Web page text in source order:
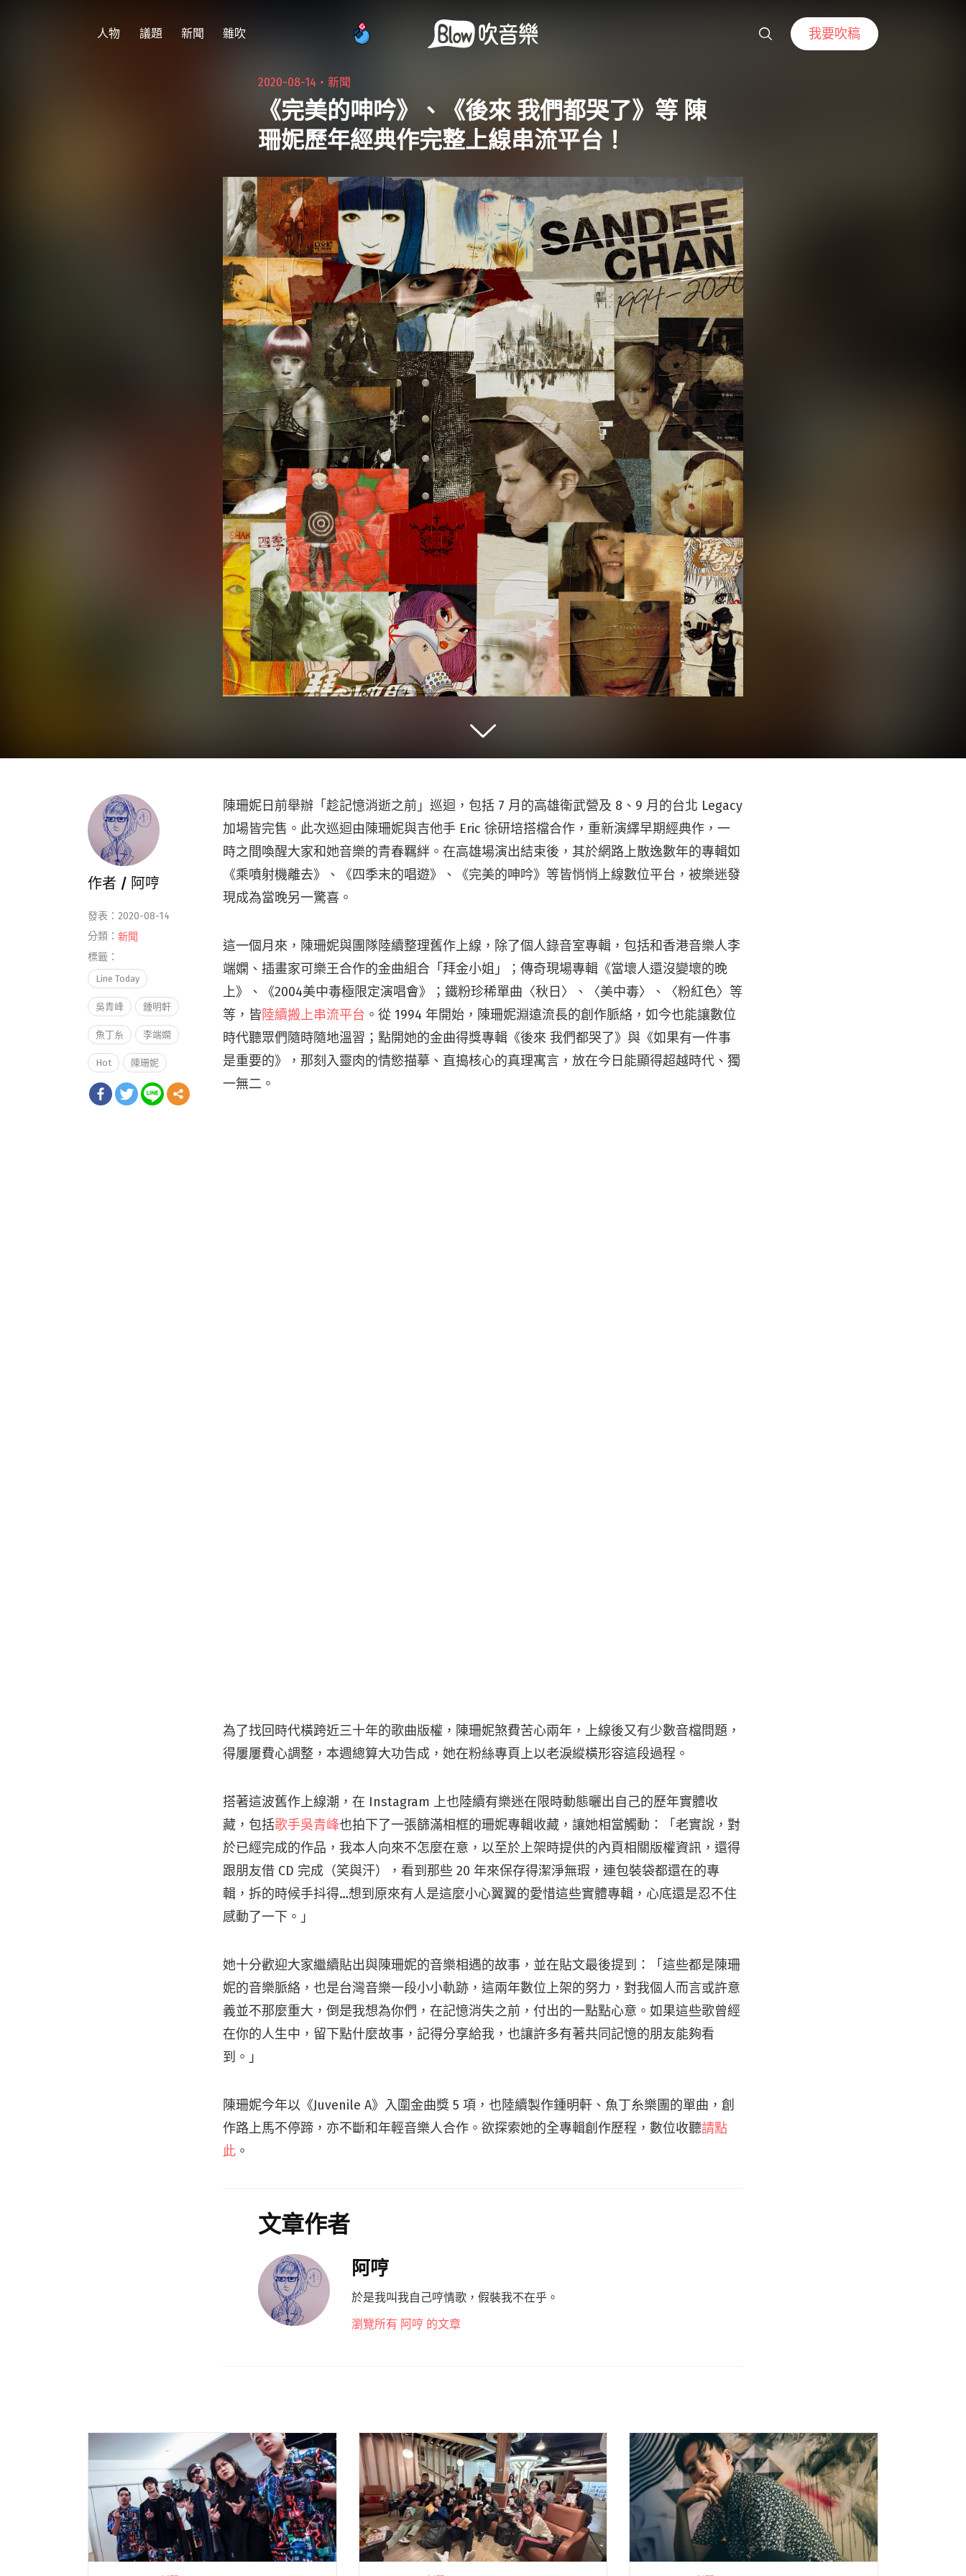
人物 議題 新聞 雜吹 我要吹稿
2020-08-14・新聞
《完美的呻吟》、《後來 我們都哭了》等 陳
珊妮歷年經典作完整上線串流平台！
陳珊妮日前舉辦「趁記憶消逝之前」巡迴，包括 7 月的高雄衛武營及 8、9 月的台北 Legacy
加場皆完售。此次巡迴由陳珊妮與吉他手 Eric 徐研培搭檔合作，重新演繹早期經典作，一
時之間喚醒大家和她音樂的青春羈絆。在高雄場演出結束後，其於網路上散逸數年的專輯如
《乘噴射機離去》、《四季末的唱遊》、《完美的呻吟》等皆悄悄上線數位平台，被樂迷發
現成為當晚另一驚喜。
這一個月來，陳珊妮與團隊陸續整理舊作上線，除了個人錄音室專輯，包括和香港音樂人李
端嫻、插畫家可樂王合作的金曲組合「拜金小姐」；傳奇現場專輯《當壞人還沒變壞的晚
上》、《2004美中毒極限定演唱會》；鐵粉珍稀單曲〈秋日〉、〈美中毒〉、〈粉紅色〉等
等，皆陸續搬上串流平台 。從 1994 年開始，陳珊妮淵遠流長的創作脈絡，如今也能讓數位
時代聽眾們隨時隨地溫習；點開她的金曲得獎專輯《後來 我們都哭了》與《如果有一件事
是重要的》，那刻入靈肉的情慾描摹、直搗核心的真理寓言，放在今日能顯得超越時代、獨
一無二。
為了找回時代橫跨近三十年的歌曲版權，陳珊妮煞費苦心兩年，上線後又有少數音檔問題，
得屢屢費心調整，本週總算大功告成，她在粉絲專頁上以老淚縱橫形容這段過程。
搭著這波舊作上線潮，在 Instagram 上也陸續有樂迷在限時動態曬出自己的歷年實體收
藏，包括歌手吳青峰也拍下了一張篩滿相框的珊妮專輯收藏，讓她相當觸動：「老實說，對
於已經完成的作品，我本人向來不怎麼在意，以至於上架時提供的內頁相關版權資訊，還得
跟朋友借 CD 完成（笑與汗），看到那些 20 年來保存得潔淨無瑕，連包裝袋都還在的專
輯，拆的時候手抖得…想到原來有人是這麼小心翼翼的愛惜這些實體專輯，心底還是忍不住
感動了一下。」
她十分歡迎大家繼續貼出與陳珊妮的音樂相遇的故事，並在貼文最後提到：「這些都是陳珊
妮的音樂脈絡，也是台灣音樂一段小小軌跡，這兩年數位上架的努力，對我個人而言或許意
義並不那麼重大，倒是我想為你們，在記憶消失之前，付出的一點點心意。如果這些歌曾經
在你的人生中，留下點什麼故事，記得分享給我，也讓許多有著共同記憶的朋友能夠看
到。」
陳珊妮今年以《Juvenile A》入圍金曲獎 5 項，也陸續製作鍾明軒、魚丁糸樂團的單曲，創
作路上馬不停蹄，亦不斷和年輕音樂人合作。欲探索她的全專輯創作歷程，數位收聽請點
此 。
文章作者
阿哼
於是我叫我自己哼情歌，假裝我不在乎。
瀏覽所有 阿哼 的文章
作者 / 阿哼
發表：2020-08-14
分類： 新聞
標籤：
Line Today
吳青峰 鍾明軒
魚丁糸 李端嫻
Hot 陳珊妮